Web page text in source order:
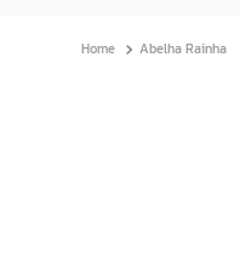
Abelha Rainha